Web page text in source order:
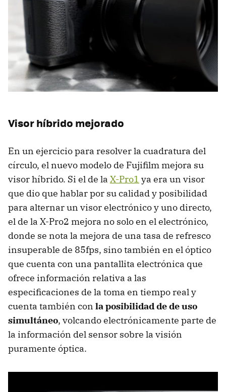
Visor híbrido mejorado
En un ejercicio para resolver la cuadratura del
círculo, el nuevo modelo de Fujifilm mejora su
visor híbrido. Si el de la X-Pro1 ya era un visor
que dio que hablar por su calidad y posibilidad
para alternar un visor electrónico y uno directo,
el de la X-Pro2 mejora no solo en el electrónico,
donde se nota la mejora de una tasa de refresco
insuperable de 85fps, sino también en el óptico
que cuenta con una pantallita electrónica que
ofrece información relativa a las
especificaciones de la toma en tiempo real y
cuenta también con la posibilidad de de uso
simultáneo, volcando electrónicamente parte de
la información del sensor sobre la visión
puramente óptica.